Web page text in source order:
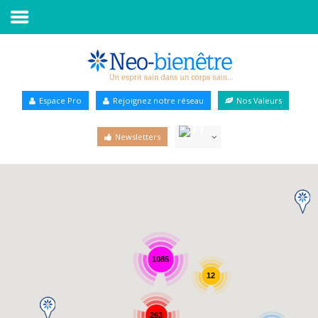
Annuaire Bien-être
Espace Pro Rejoignez notre réseau Nos Valeurs
Newsletters
1085
263
12